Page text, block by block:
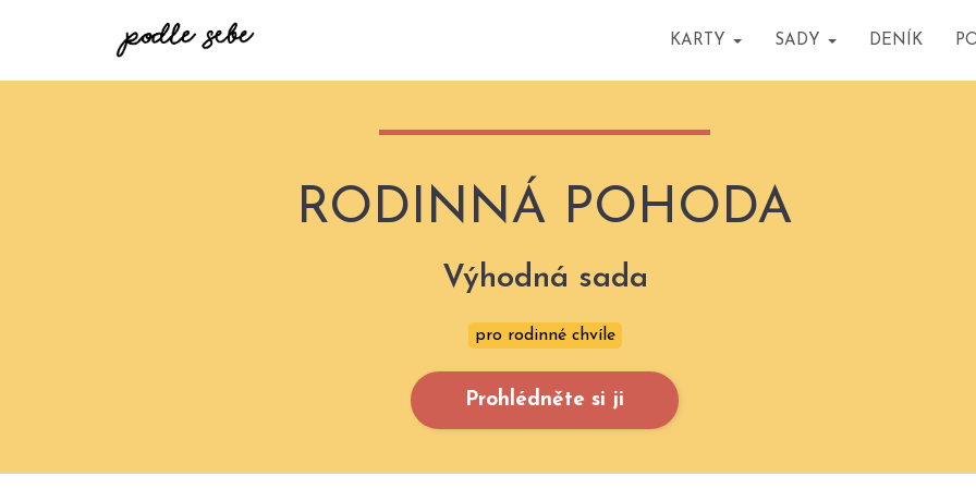
KARTY SADY DENÍK
RODINNÁ POHODA
Výhodná sada
pro rodinné chvíle
Prohlédněte si ji